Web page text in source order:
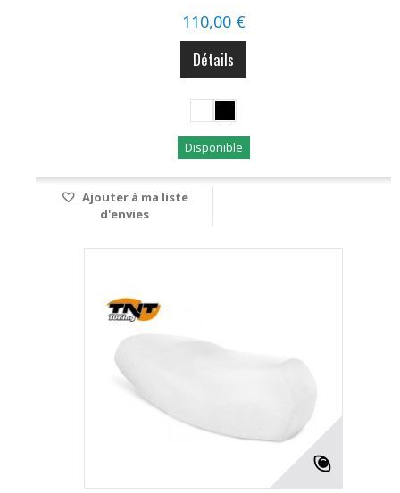
110,00 €
Détails
Disponible
Ajouter à ma liste
d'envies